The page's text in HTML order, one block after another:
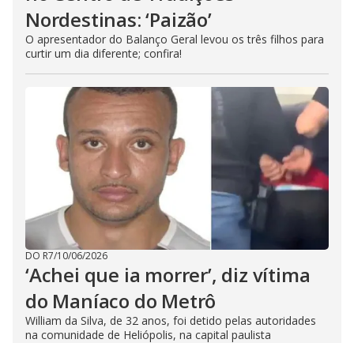
Nordestinas: ‘Paizão’
O apresentador do Balanço Geral levou os três filhos para
curtir um dia diferente; confira!
DO R7/10/06/2026
‘Achei que ia morrer’, diz vítima
do Maníaco do Metrô
William da Silva, de 32 anos, foi detido pelas autoridades
na comunidade de Heliópolis, na capital paulista